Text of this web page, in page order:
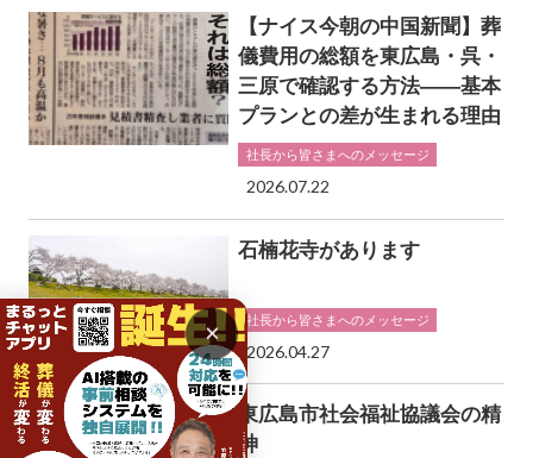
【ナイス今朝の中国新聞】葬
儀費用の総額を東広島・呉・
三原で確認する方法――基本
プランとの差が生まれる理由
社長から皆さまへのメッセージ
2026.07.22
石楠花寺があります
社長から皆さまへのメッセージ
2026.04.27
東広島市社会福祉協議会の精
神
×